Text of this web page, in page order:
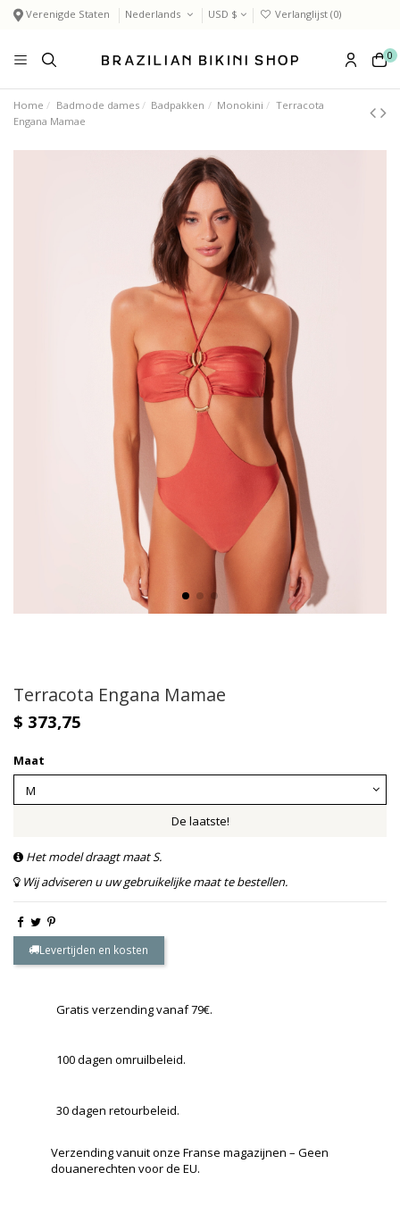
Verenigde Staten Nederlands USD $ Verlanglijst (0)
0
Home Badmode dames Badpakken Monokini
Terracota
Engana Mamae
Terracota Engana Mamae
$ 373,75
Maat
De laatste!
Het model draagt maat S.
Wij adviseren u uw gebruikelijke maat te bestellen.
Levertijden en kosten
Gratis verzending vanaf 79€.
100 dagen omruilbeleid.
30 dagen retourbeleid.
Verzending vanuit onze Franse magazijnen – Geen
douanerechten voor de EU.